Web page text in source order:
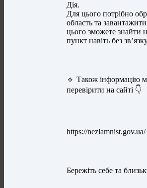
Дія.
Для цього потрібно
область та
цього зможете знайти
пункт навіть без
🔹 Також інформацію
перевірити на сайті 👇
https://nezlamnist.gov.ua/
Бережіть себе та